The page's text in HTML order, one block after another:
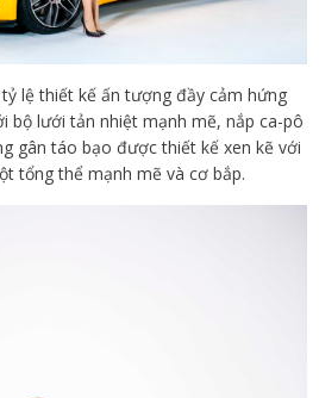
lệ thiết kế ấn tượng đầy cảm hứng
bộ lưới tản nhiệt mạnh mẽ, nắp ca-pô
gân táo bạo được thiết kế xen kẽ với
tổng thể mạnh mẽ và cơ bắp.